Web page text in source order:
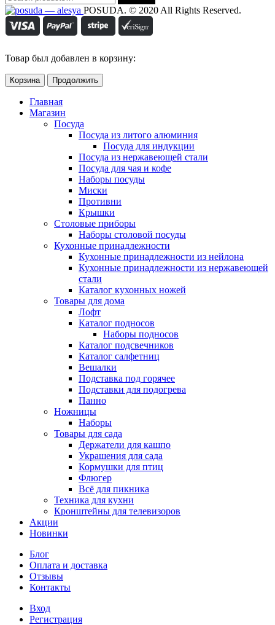
for:
POSUDA. © 2020 All Rights Reserved.
Товар был добавлен в корзину:
Корзина Продолжить
Главная
Магазин
Посуда
Посуда из литого алюминия
Посуда для индукции
Посуда из нержавеющей стали
Посуда для чая и кофе
Наборы посуды
Миски
Противни
Крышки
Столовые приборы
Наборы столовой посуды
Кухонные принадлежности
Кухонные принадлежности из нейлона
Кухонные принадлежности из нержавеющей
стали
Каталог кухонных ножей
Товары для дома
Лофт
Каталог подносов
Наборы подносов
Каталог подсвечников
Каталог салфетниц
Вешалки
Подставка под горячее
Подставки для подогрева
Панно
Ножницы
Наборы
Товары для сада
Держатели для кашпо
Украшения для сада
Кормушки для птиц
Флюгер
Всё для пикника
Техника для кухни
Кронштейны для телевизоров
Акции
Новинки
Блог
Оплата и доставка
Отзывы
Контакты
Вход
Регистрация